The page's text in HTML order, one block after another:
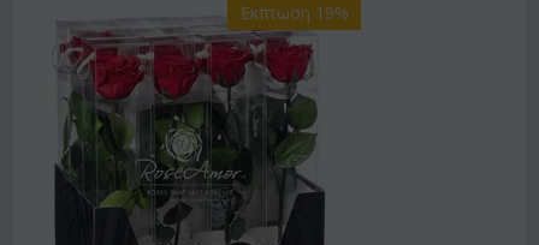
Έκπτωση 19%